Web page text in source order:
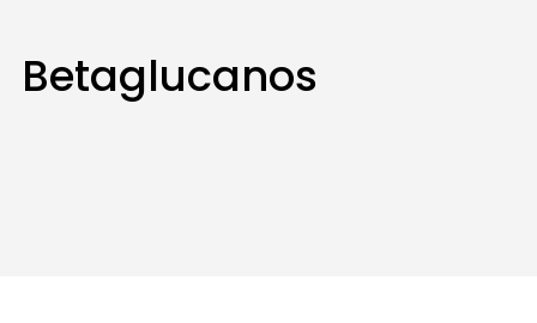
Betaglucanos